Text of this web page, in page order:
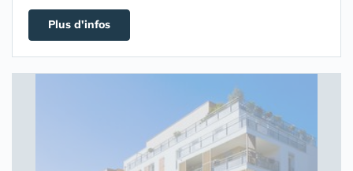
Plus d'infos